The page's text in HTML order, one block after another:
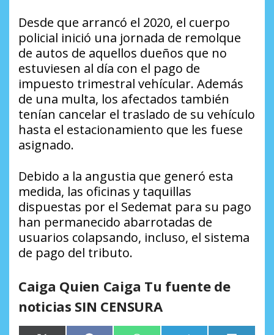
Desde que arrancó el 2020, el cuerpo
policial inició una jornada de remolque
de autos de aquellos dueños que no
estuviesen al día con el pago de
impuesto trimestral vehícular. Además
de una multa, los afectados también
tenían cancelar el traslado de su vehículo
hasta el estacionamiento que les fuese
asignado.
Debido a la angustia que generó esta
medida, las oficinas y taquillas
dispuestas por el Sedemat para su pago
han permanecido abarrotadas de
usuarios colapsando, incluso, el sistema
de pago del tributo.
Caiga Quien Caiga Tu fuente de
noticias SIN CENSURA